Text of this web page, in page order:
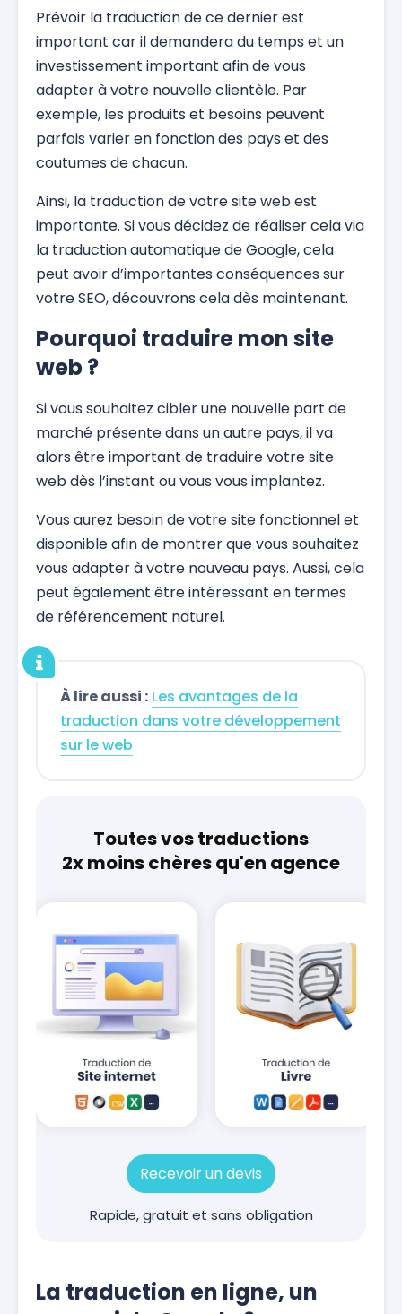
Prévoir la traduction de ce dernier est
important car il demandera du temps et un
investissement important afin de vous
adapter à votre nouvelle clientèle. Par
exemple, les produits et besoins peuvent
parfois varier en fonction des pays et des
coutumes de chacun.
Ainsi, la traduction de votre site web est
importante. Si vous décidez de réaliser cela via
la traduction automatique de Google, cela
peut avoir d’importantes conséquences sur
votre SEO, découvrons cela dès maintenant.
Pourquoi traduire mon site
web ?
Si vous souhaitez cibler une nouvelle part de
marché présente dans un autre pays, il va
alors être important de traduire votre site
web dès l’instant ou vous vous implantez.
Vous aurez besoin de votre site fonctionnel et
disponible afin de montrer que vous souhaitez
vous adapter à votre nouveau pays. Aussi, cela
peut également être intéressant en termes
de référencement naturel.
À lire aussi : Les avantages de la
traduction dans votre développement
sur le web
Toutes vos traductions
2x moins chères qu'en agence
Recevoir un devis
Rapide, gratuit et sans obligation
La traduction en ligne, un